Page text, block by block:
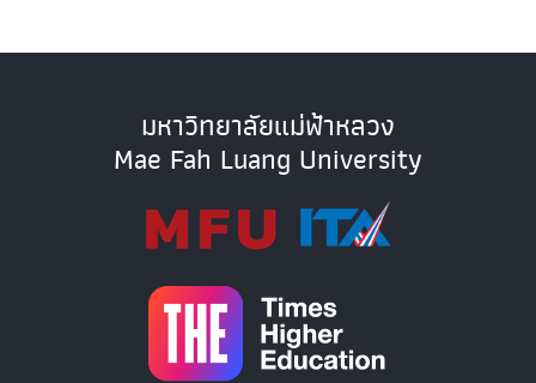
มหาวิทยาลัยแม่ฟ้าหลวง
Mae Fah Luang University